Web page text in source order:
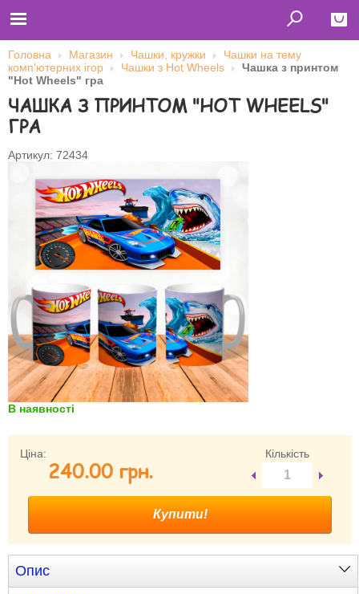
Close
Главная
Футболки
Толстовки (кенгурушки)
Лонгсливы
Ветровки
Оплата и доставка
Сотрудничество
Ім'я користувача
Пароль
Запам'ятати мене
Забули свій пароль?
Забули своє Ім’я Користувача?
Зареєструватися
Головна Магазин Чашки, кружки
Чашки на тему
комп'ютерних ігор
Чашки з Hot Wheels
Чашка з принтом
"Hot Wheels" гра
ЧАШКА З ПРИНТОМ "HOT WHEELS"
ГРА
Артикул: 72434
В наявності
Ціна:
240.00 грн.
Кількість
Опис